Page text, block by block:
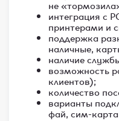
не
интеграция с
принтерами и
поддержка
наличные,
наличие
возможность
клиентов);
количество
варианты
фай, сим-